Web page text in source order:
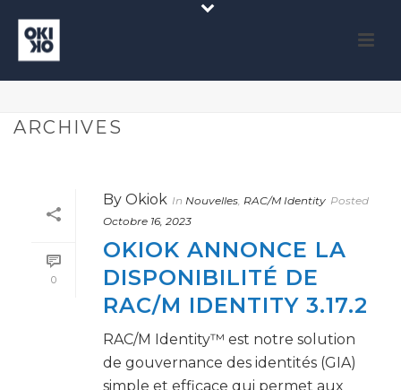
ARCHIVES
0
By Okiok In Nouvelles, RAC/M Identity Posted
Octobre 16, 2023
OKIOK ANNONCE LA
DISPONIBILITÉ DE
RAC/M IDENTITY 3.17.2
RAC/M Identity™ est notre solution
de gouvernance des identités (GIA)
simple et efficace qui permet aux